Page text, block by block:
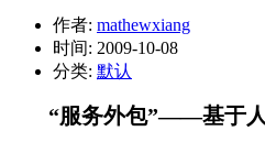
作者: mathewxiang
时间: 2009-10-08
分类: 默认
“服务外包”——基于